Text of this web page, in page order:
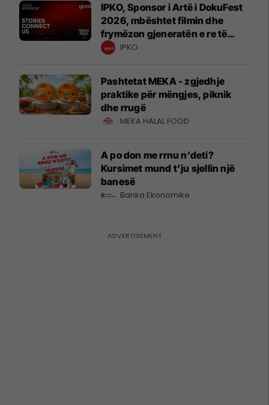
IPKO, Sponsor i Artë i DokuFest
2026, mbështet filmin dhe
frymëzon gjeneratën e re të
krijuesve
IPKO
Pashtetat MEKA - zgjedhje
praktike për mëngjes, piknik
dhe rrugë
MEKA HALAL FOOD
A po don me rrnu n’deti?
Kursimet mund t’ju sjellin një
banesë
Banka Ekonomike